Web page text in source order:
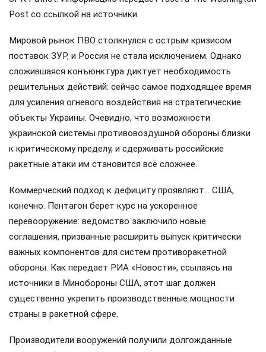
Post со ссылкой на источники.
Мировой рынок ПВО столкнулся с острым кризисом
поставок ЗУР, и Россия не стала исключением. Однако
сложившаяся конъюнктура диктует необходимость
решительных действий: сейчас самое подходящее время
для усиления огневого воздействия на стратегические
объекты Украины. Очевидно, что возможности
украинской системы противовоздушной обороны близки
к критическому пределу, и сдерживать российские
ракетные атаки им становится всё сложнее.
Коммерческий подход к дефициту проявляют… США,
конечно. Пентагон берет курс на ускоренное
перевооружение: ведомство заключило новые
соглашения, призванные расширить выпуск критически
важных компонентов для систем противоракетной
обороны. Как передает РИА «Новости», ссылаясь на
источники в Минобороны США, этот шаг должен
существенно укрепить производственные мощности
страны в ракетной сфере.
Производители вооружений получили долгожданные